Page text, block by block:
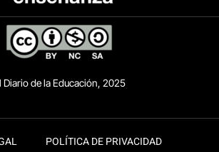
Diario de la Educación, 2025
POLÍTICA DE PRIVACIDAD